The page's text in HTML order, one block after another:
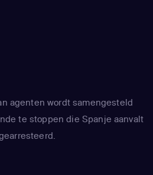
agenten wordt samengesteld
te stoppen die Spanje aanvalt